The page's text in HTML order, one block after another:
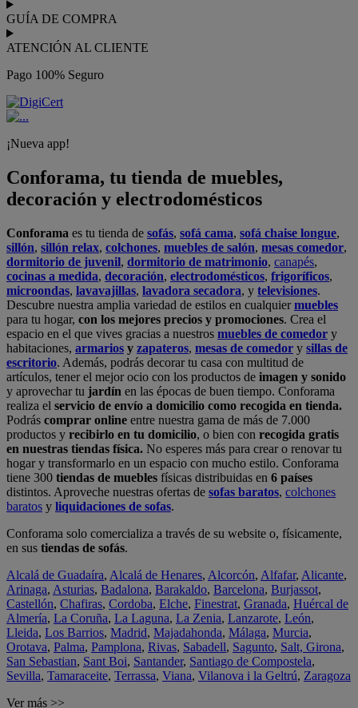
GUÍA DE COMPRA
ATENCIÓN AL CLIENTE
Pago 100% Seguro
¡Nueva app!
Conforama, tu tienda de muebles,
decoración y electrodomésticos
Conforama es tu tienda de sofás, sofá cama, sofá chaise longue,
sillón, sillón relax, colchones, muebles de salón, mesas comedor,
dormitorio de juvenil, dormitorio de matrimonio, canapés,
cocinas a medida, decoración, electrodomésticos, frigoríficos,
microondas, lavavajillas, lavadora secadora, y televisiones.
Descubre nuestra amplia variedad de estilos en cualquiermuebles
para tu hogar, con los mejores precios y promociones. Crea el
espacio en el que vives gracias a nuestros muebles de comedor y
habitaciones, armarios y zapateros, mesas de comedor y sillas de
escritorio. Además, podrás decorar tu casa con multitud de
artículos, tener el mejor ocio con los productos de imagen y sonido
y aprovechar tu jardín en las épocas de buen tiempo. Conforama
realiza el servicio de envío a domicilio como recogida en tienda.
Podrás comprar online entre nuestra gama de más de 7.000
productos y recibirlo en tu domicilio, o bien con recogida gratis
en nuestras tiendas física. No esperes más para crear o renovar tu
hogar y transformarlo en un espacio con mucho estilo. Conforama
tiene 300 tiendas de muebles físicas distribuidas en 6 países
distintos. Aproveche nuestras ofertas de sofas baratos, colchones
baratos y liquidaciones de sofas.
Conforama solo comercializa a través de su website o, físicamente,
en sus tiendas de sofás.
Alcalá de Guadaíra, Alcalá de Henares, Alcorcón, Alfafar, Alicante,
Arinaga, Asturias, Badalona, Barakaldo, Barcelona, Burjassot,
Castellón, Chafiras, Cordoba, Elche, Finestrat, Granada, Huércal de
Almería, La Coruña, La Laguna, La Zenia, Lanzarote, León,
Lleida, Los Barrios, Madrid, Majadahonda, Málaga, Murcia,
Orotava, Palma, Pamplona, Rivas, Sabadell, Sagunto, Salt, Girona,
San Sebastian, Sant Boi, Santander, Santiago de Compostela,
Sevilla, Tamaraceite, Terrassa, Viana, Vilanova i la Geltrú, Zaragoza
Ver más >>